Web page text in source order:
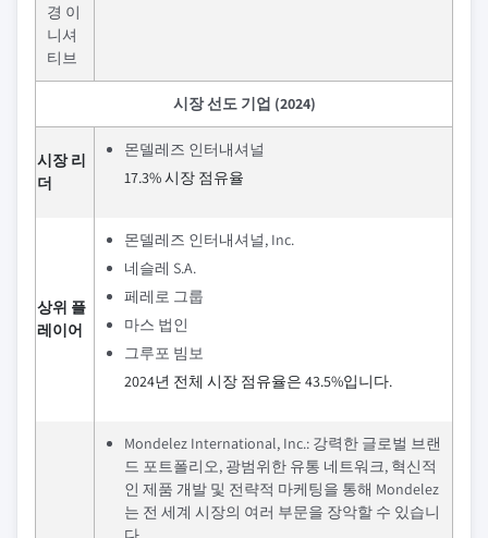
경 이
니셔
티브
시장 선도 기업 (2024)
시장 리
더
몬델레즈 인터내셔널
17.3% 시장 점유율
상위 플
레이어
몬델레즈 인터내셔널, Inc.
네슬레 S.A.
페레로 그룹
마스 법인
그루포 빔보
2024년 전체 시장 점유율은 43.5%입니다.
Mondelez International, Inc.: 강력한 글로벌 브랜
드 포트폴리오, 광범위한 유통 네트워크, 혁신적
인 제품 개발 및 전략적 마케팅을 통해 Mondelez
는 전 세계 시장의 여러 부문을 장악할 수 있습니